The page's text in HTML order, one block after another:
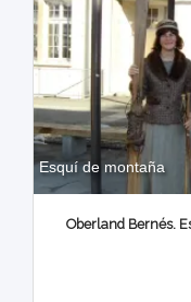
Esquí de montaña
Oberland Bernés.